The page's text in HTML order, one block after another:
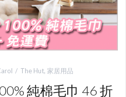
The Hut, 家居用品
純棉毛巾 46 折